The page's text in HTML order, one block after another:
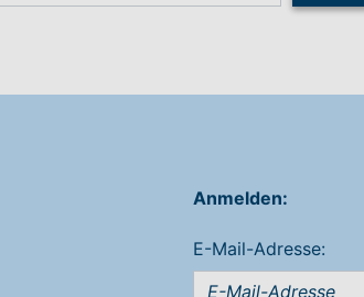
Anmelden:
E-Mail-Adresse: